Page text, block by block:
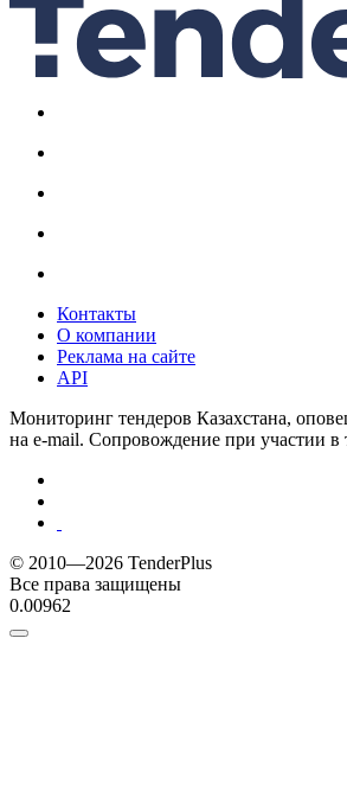
Контакты
О компании
Реклама на сайте
API
Мониторинг тендеров Казахстана,
на e-mail. Сопровождение при участии в
© 2010—2026 TenderPlus
Все права защищены
0.00962